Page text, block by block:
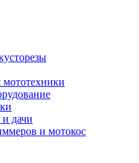
мототехники
дачи
и мотокос